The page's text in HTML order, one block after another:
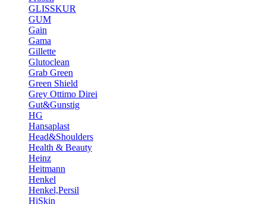
GLISSKUR
GUM
Gain
Gama
Gillette
Glutoclean
Grab Green
Green Shield
Grey Ottimo Direi
Gut&Gunstig
HG
Hansaplast
Head&Shoulders
Health & Beauty
Heinz
Heitmann
Henkel
Henkel,Persil
HiSkin